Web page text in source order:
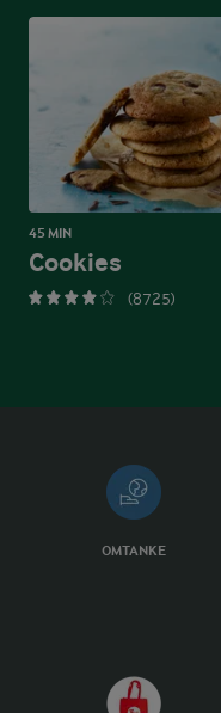
45 MIN
Cookies
(8725)
OMTANKE